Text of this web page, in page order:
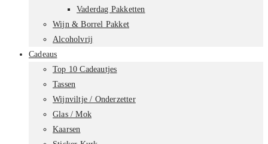
Vaderdag Pakketten
Wijn & Borrel Pakket
Alcoholvrij
Cadeaus
Top 10 Cadeautjes
Tassen
Wijnviltje / Onderzetter
Glas / Mok
Kaarsen